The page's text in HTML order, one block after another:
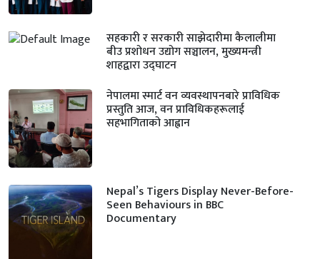
सहकारी र सरकारी साझेदारीमा कैलालीमा
बीउ प्रशोधन उद्योग सञ्चालन, मुख्यमन्त्री
शाहद्वारा उद्घाटन
नेपालमा स्मार्ट वन व्यवस्थापनबारे प्राविधिक
प्रस्तुति आज, वन प्राविधिकहरूलाई
सहभागिताको आह्वान
Nepal’s Tigers Display Never-Before-
Seen Behaviours in BBC
Documentary